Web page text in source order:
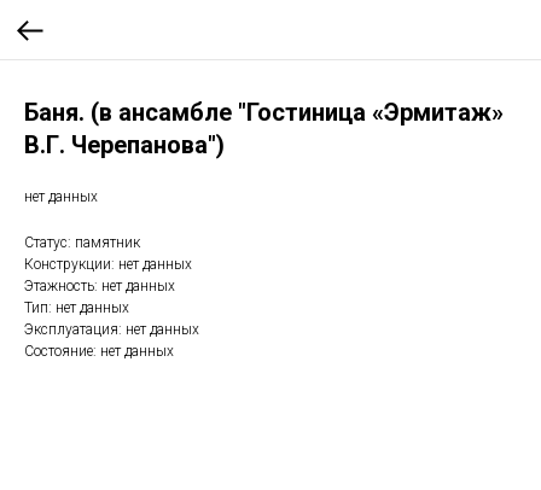
Баня. (в ансамбле "Гостиница «Эрмитаж»
В.Г. Черепанова")
нет данных
Статус: памятник
Конструкции: нет данных
Этажность: нет данных
Тип: нет данных
Эксплуатация: нет данных
Состояние: нет данных